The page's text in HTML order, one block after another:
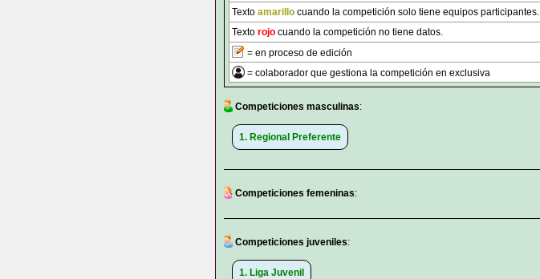
Texto amarillo cuando la competición solo tiene equipos participantes.
Texto rojo cuando la competición no tiene datos.
= en proceso de edición
= colaborador que gestiona la competición en exclusiva
Competiciones masculinas:
1. Regional Preferente
Competiciones femeninas:
Competiciones juveniles:
1. Liga Juvenil